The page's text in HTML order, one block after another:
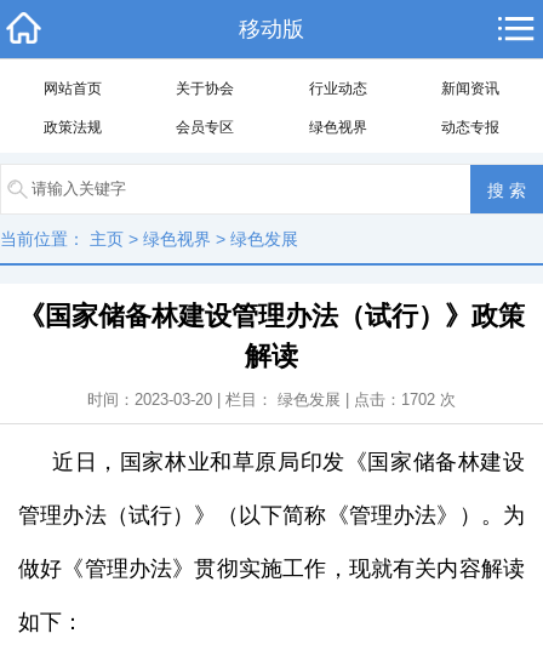
移动版
网站首页 关于协会 行业动态 新闻资讯
政策法规 会员专区 绿色视界 动态专报
当前位置： 主页 > 绿色视界 > 绿色发展
《国家储备林建设管理办法（试行）》政策
解读
时间：2023-03-20 | 栏目： 绿色发展 | 点击： 1702 次
近日，国家林业和草原局印发《国家储备林建设
管理办法（试行）》（以下简称《管理办法》）。为
做好《管理办法》贯彻实施工作，现就有关内容解读
如下：